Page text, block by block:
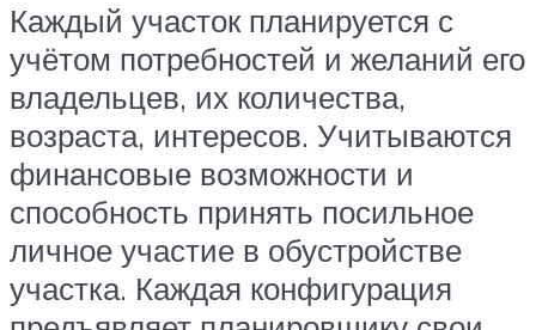
Каждый участок планируется с
учётом потребностей и желаний его
владельцев, их количества,
возраста, интересов. Учитываются
финансовые возможности и
способность принять посильное
личное участие в обустройстве
участка. Каждая конфигурация